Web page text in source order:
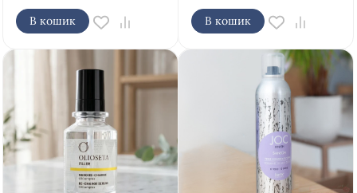
В кошик В кошик